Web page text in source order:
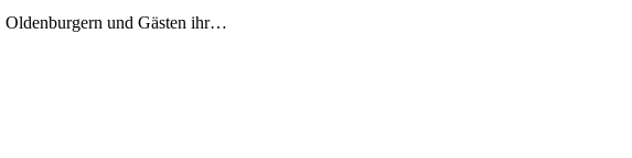
Oldenburgern und Gästen ihr…